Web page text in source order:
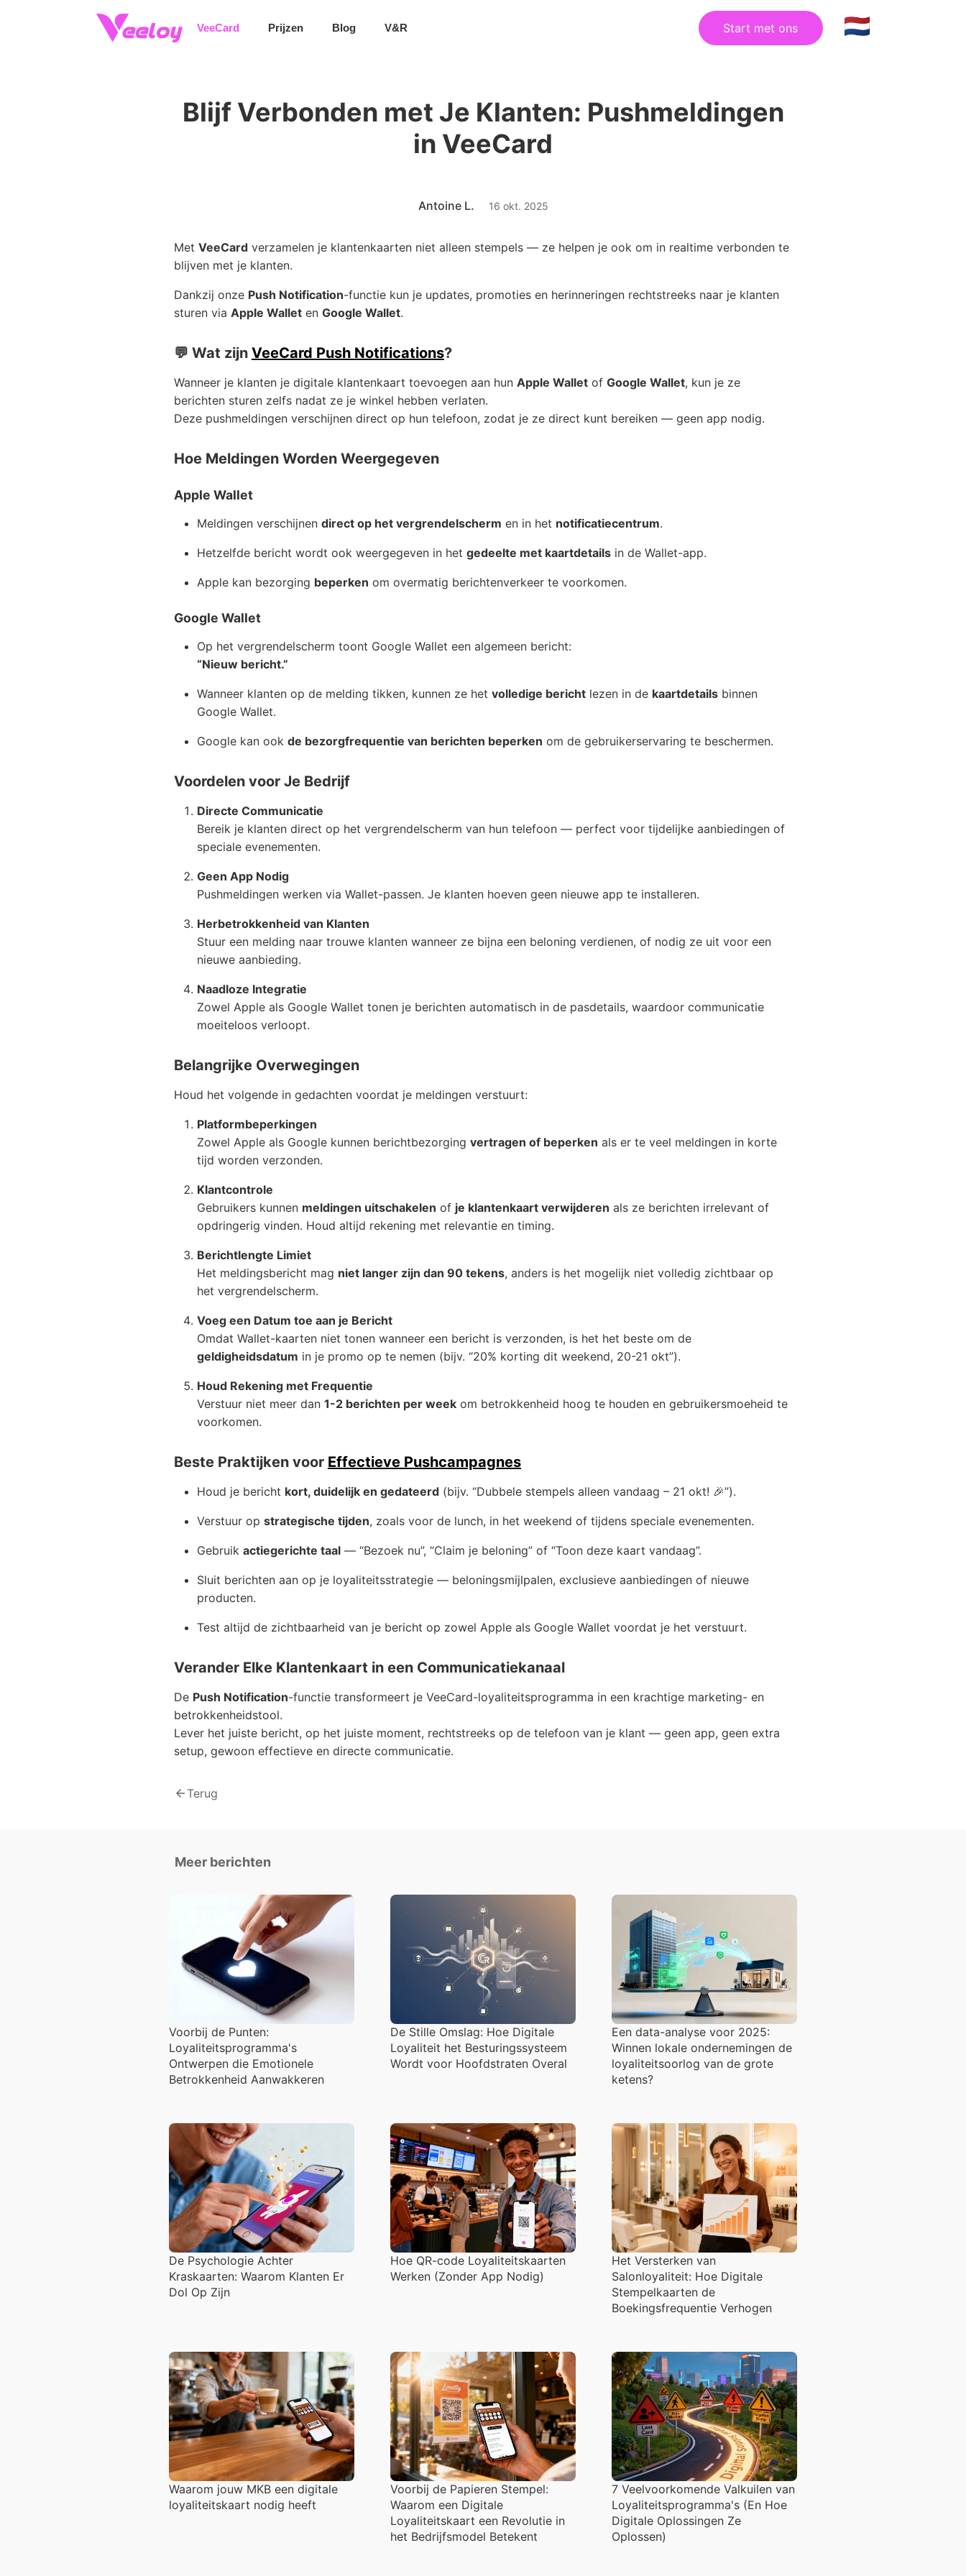
VeeCard Prijzen Blog V&R Start met ons
Blijf Verbonden met Je Klanten: Pushmeldingen
in VeeCard
Antoine L. 16 okt. 2025
Met VeeCardverzamelen je klantenkaarten niet alleen stempels — ze helpen je ook om in realtime verbonden te
blijven met je klanten.
Dankzij onze Push Notification-functie kun je updates, promoties en herinneringen rechtstreeks naar je klanten
sturen via Apple Walleten Google Wallet.
💬 Wat zijn VeeCard Push Notifications?
Wanneer je klanten je digitale klantenkaart toevoegen aan hun Apple Walletof Google Wallet, kun je ze
berichten sturen zelfs nadat ze je winkel hebben verlaten.
Deze pushmeldingen verschijnen direct op hun telefoon, zodat je ze direct kunt bereiken — geen app nodig.
Hoe Meldingen Worden Weergegeven
Apple Wallet
Meldingen verschijnen direct op het vergrendelscherm en in het notificatiecentrum.
Hetzelfde bericht wordt ook weergegeven in het gedeelte met kaartdetailsin de Wallet-app.
Apple kan bezorging beperken om overmatig berichtenverkeer te voorkomen.
Google Wallet
Op het vergrendelscherm toont Google Wallet een algemeen bericht:
“Nieuw bericht.”
Wanneer klanten op de melding tikken, kunnen ze het volledige berichtlezen in de kaartdetailsbinnen
Google Wallet.
Google kan ook de bezorgfrequentie van berichten beperken om de gebruikerservaring te beschermen.
Voordelen voor Je Bedrijf
Directe Communicatie
Bereik je klanten direct op het vergrendelscherm van hun telefoon — perfect voor tijdelijke aanbiedingen of
speciale evenementen.
Geen App Nodig
Pushmeldingen werken via Wallet-passen. Je klanten hoeven geen nieuwe app te installeren.
Herbetrokkenheid van Klanten
Stuur een melding naar trouwe klanten wanneer ze bijna een beloning verdienen, of nodig ze uit voor een
nieuwe aanbieding.
Naadloze Integratie
Zowel Apple als Google Wallet tonen je berichten automatisch in de pasdetails, waardoor communicatie
moeiteloos verloopt.
Belangrijke Overwegingen
Houd het volgende in gedachten voordat je meldingen verstuurt:
Platformbeperkingen
Zowel Apple als Google kunnen berichtbezorging vertragen of beperken als er te veel meldingen in korte
tijd worden verzonden.
Klantcontrole
Gebruikers kunnen meldingen uitschakelen of je klantenkaart verwijderen als ze berichten irrelevant of
opdringerig vinden. Houd altijd rekening met relevantie en timing.
Berichtlengte Limiet
Het meldingsbericht mag niet langer zijn dan 90 tekens, anders is het mogelijk niet volledig zichtbaar op
het vergrendelscherm.
Voeg een Datum toe aan je Bericht
Omdat Wallet-kaarten niet tonen wanneer een bericht is verzonden, is het het beste om de
geldigheidsdatum in je promo op te nemen (bijv. “20% korting dit weekend, 20-21 okt”).
Houd Rekening met Frequentie
Verstuur niet meer dan 1-2 berichten per weekom betrokkenheid hoog te houden en gebruikersmoeheid te
voorkomen.
Beste Praktijken voor Effectieve Pushcampagnes
Houd je bericht kort, duidelijk en gedateerd(bijv. “Dubbele stempels alleen vandaag – 21 okt! 🎉”).
Verstuur op strategische tijden, zoals voor de lunch, in het weekend of tijdens speciale evenementen.
Gebruik actiegerichte taal— “Bezoek nu”, “Claim je beloning” of “Toon deze kaart vandaag”.
Sluit berichten aan op je loyaliteitsstrategie — beloningsmijlpalen, exclusieve aanbiedingen of nieuwe
producten.
Test altijd de zichtbaarheid van je bericht op zowel Apple als Google Wallet voordat je het verstuurt.
Verander Elke Klantenkaart in een Communicatiekanaal
De Push Notification-functie transformeert je VeeCard-loyaliteitsprogramma in een krachtige marketing- en
betrokkenheidstool.
Lever het juiste bericht, op het juiste moment, rechtstreeks op de telefoon van je klant — geen app, geen extra
setup, gewoon effectieve en directe communicatie.
arrow_back Terug
Meer berichten
Voorbij de Punten:
Loyaliteitsprogramma's
Ontwerpen die Emotionele
Betrokkenheid Aanwakkeren
De Stille Omslag: Hoe Digitale
Loyaliteit het Besturingssysteem
Wordt voor Hoofdstraten Overal
Een data-analyse voor 2025:
Winnen lokale ondernemingen de
loyaliteitsoorlog van de grote
ketens?
De Psychologie Achter
Kraskaarten: Waarom Klanten Er
Dol Op Zijn
Hoe QR-code Loyaliteitskaarten
Werken (Zonder App Nodig)
Het Versterken van
Salonloyaliteit: Hoe Digitale
Stempelkaarten de
Boekingsfrequentie Verhogen
Waarom jouw MKB een digitale
loyaliteitskaart nodig heeft
Voorbij de Papieren Stempel:
Waarom een Digitale
Loyaliteitskaart een Revolutie in
het Bedrijfsmodel Betekent
7 Veelvoorkomende Valkuilen van
Loyaliteitsprogramma's (En Hoe
Digitale Oplossingen Ze
Oplossen)